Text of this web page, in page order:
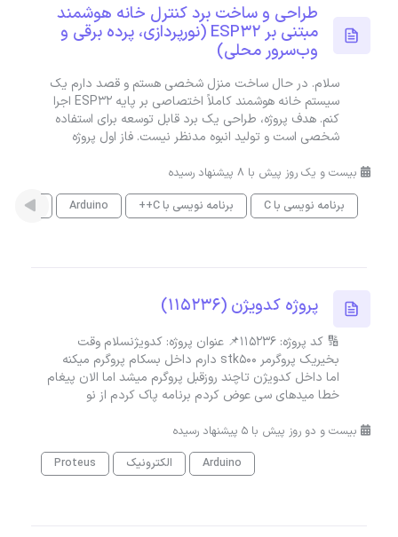
طراحی و ساخت برد کنترل خانه هوشمند
مبتنی بر ESP32 (نورپردازی، پرده برقی و
وب‌سرور محلی)
سلام. در حال ساخت منزل شخصی هستم و قصد دارم یک
سیستم خانه هوشمند کاملاً اختصاصی بر پایه ESP32 اجرا
کنم. هدف پروژه، طراحی یک برد قابل توسعه برای استفاده
شخصی است و تولید انبوه مدنظر نیست. فاز اول پروژه
بیست و یک روز پیش با 8 پیشنهاد رسیده
برنامه نویسی با C
برنامه نویسی با C++ Arduino اینترنت
پروژه کدویژن (115236)
🔢 کد پروژه: 115236📌 عنوان پروژه: کدویژنسلام وقت
بخیریک پروگرمر stk500 دارم داخل بسکام پروگرم میکنه
اما داخل کدویژن تاچند روزقبل پروگرم میشد اما الان پیغام
خطا میدهای سی عوض کردم برنامه پاک کردم از نو
بیست و دو روز پیش با 5 پیشنهاد رسیده
Arduino
الکترونیک Proteus